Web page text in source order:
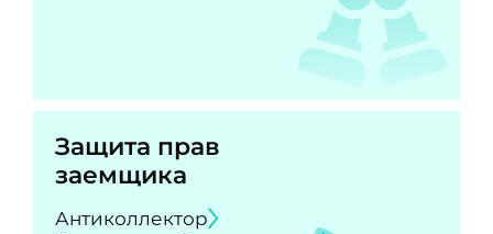
Защита прав
заемщика
Антиколлектор